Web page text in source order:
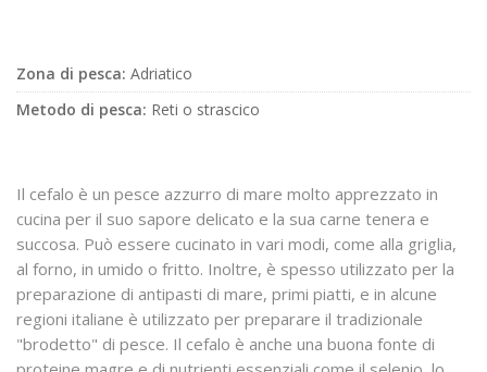
Zona di pesca: Adriatico
Metodo di pesca: Reti o strascico
Il cefalo è un pesce azzurro di mare molto apprezzato in
cucina per il suo sapore delicato e la sua carne tenera e
succosa. Può essere cucinato in vari modi, come alla griglia,
al forno, in umido o fritto. Inoltre, è spesso utilizzato per la
preparazione di antipasti di mare, primi piatti, e in alcune
regioni italiane è utilizzato per preparare il tradizionale
"brodetto" di pesce. Il cefalo è anche una buona fonte di